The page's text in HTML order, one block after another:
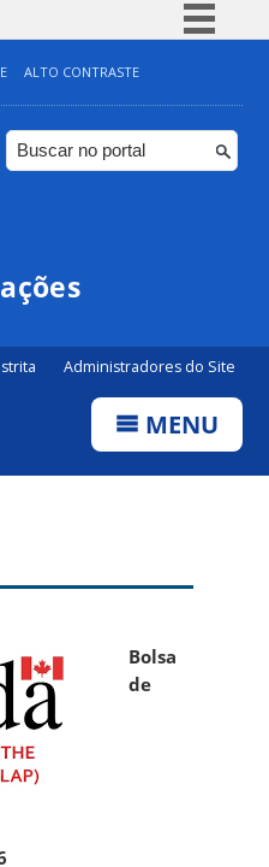
Simplifique!
Comunica BR
Participe
ALTO CONTRASTE
Administradores do Site
MENU
Bolsa
de